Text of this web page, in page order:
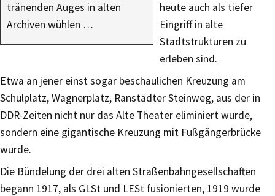
tränenden Auges in alten
Archiven wühlen …
heute auch als tiefer
Eingriff in alte
Stadtstrukturen zu
erleben sind.
Etwa an jener einst sogar beschaulichen Kreuzung am
Schulplatz, Wagnerplatz, Ranstädter Steinweg, aus der in
DDR-Zeiten nicht nur das Alte Theater eliminiert wurde,
sondern eine gigantische Kreuzung mit Fußgängerbrücke
wurde.
Die Bündelung der drei alten Straßenbahngesellschaften
begann 1917, als GLSt und LESt fusionierten, 1919 wurde